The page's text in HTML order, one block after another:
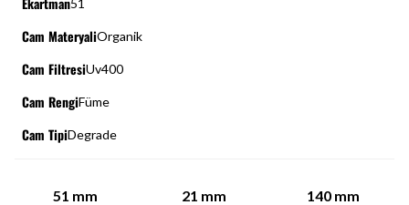
51
Cam MateryaliOrganik
Cam FiltresiUv400
Cam RengiFüme
Cam TipiDegrade
51 mm 21 mm 140 mm